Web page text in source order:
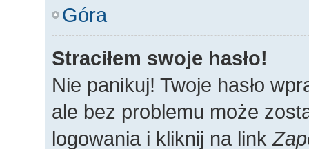
Góra
Straciłem swoje hasło!
Nie panikuj! Twoje hasło
ale bez problemu może
logowania i kliknij na link